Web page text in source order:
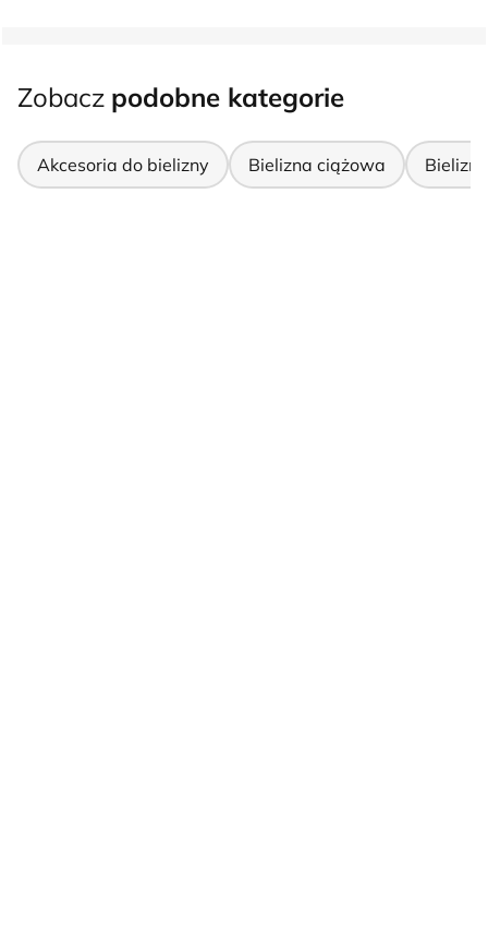
Zobacz podobne kategorie
Akcesoria do bielizny Bielizna ciążowa